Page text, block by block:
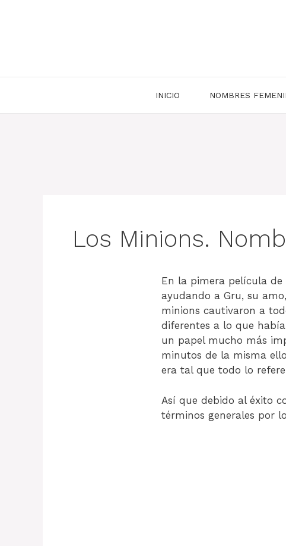
INICIO NOMBRES
Los Minions.
En la pimera película de
ayudando a Gru, su
minions cautivaron a
diferentes a lo que
un papel mucho más
minutos de la misma
era tal que todo lo
Así que debido al éxito
términos generales por